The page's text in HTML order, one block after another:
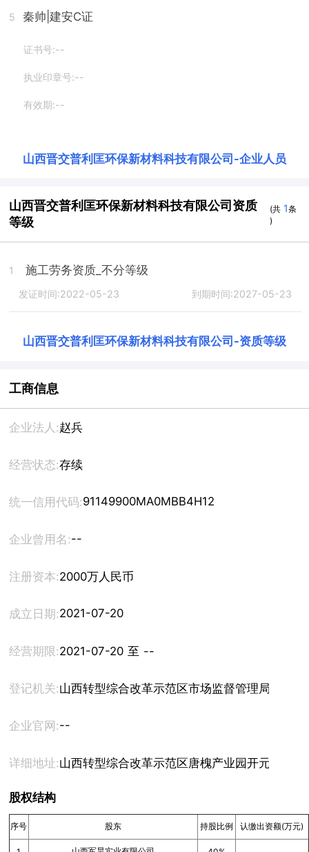
5 秦帅 |建安C证
证书号:--
执业印章号:--
有效期:--
山西晋交普利匡环保新材料科技有限公司 -企业人员
山西晋交普利匡环保新材料科技有限公司资质
等级
(共 1条
)
1 施工劳务资质_不分等级
发证时间:2022-05-23 到期时间:2027-05-23
山西晋交普利匡环保新材料科技有限公司 -资质等级
工商信息
企业法人:赵兵
经营状态:存续
统一信用代码:91149900MA0MBB4H12
企业曾用名:--
注册资本:2000万人民币
成立日期:2021-07-20
经营期限: 2021-07-20 至 --
登记机关:山西转型综合改革示范区市场监督管理局
企业官网:--
详细地址:山西转型综合改革示范区唐槐产业园开元街6号
股权结构
序号 股东 持股比例 认缴出资额(万元)